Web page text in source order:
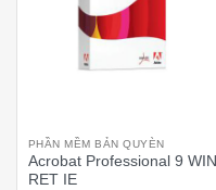
PHẦN MỀM BẢN QUYÈN
Acrobat Professional 9 WIN
RET IE